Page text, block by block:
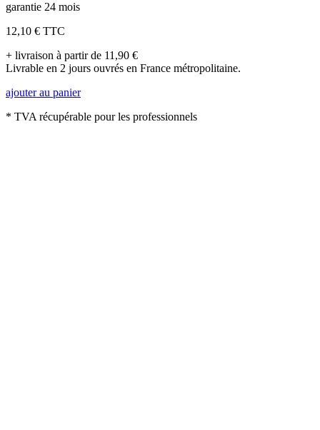
garantie 24 mois
12,10 € TTC
+ livraison à partir de 11,90 €
Livrable en 2 jours ouvrés en France métropolitaine.
ajouter au panier
* TVA récupérable pour les professionnels